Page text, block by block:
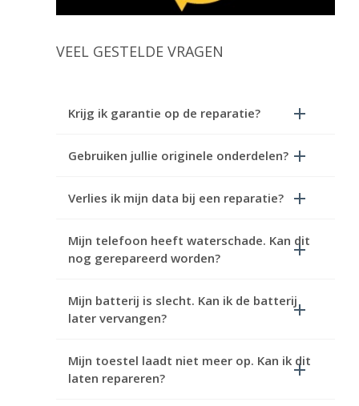
VEEL GESTELDE VRAGEN
Krijg ik garantie op de reparatie?
Gebruiken jullie originele onderdelen?
Verlies ik mijn data bij een reparatie?
Mijn telefoon heeft waterschade. Kan dit
nog gerepareerd worden?
Mijn batterij is slecht. Kan ik de batterij
later vervangen?
Mijn toestel laadt niet meer op. Kan ik dit
laten repareren?